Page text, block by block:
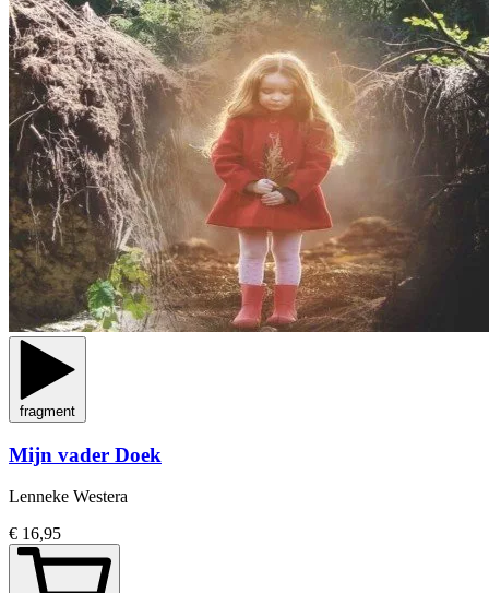
fragment
Mijn vader Doek
Lenneke Westera
€ 16,95